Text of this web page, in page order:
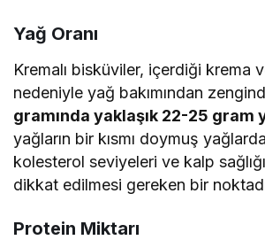
Yağ Oranı
Kremalı bisküviler, içerdiği krema
nedeniyle yağ bakımından
gramında yaklaşık 22-25 gram
yağların bir kısmı doymuş
kolesterol seviyeleri ve kalp sağlığı
dikkat edilmesi gereken bir
Protein Miktarı